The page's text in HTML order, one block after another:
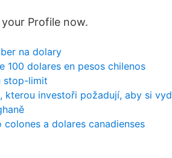
Profile now.
na dolary
100 dolares en pesos chilenos
stop-limit
kterou investoři požadují, aby si
a dolares canadienses